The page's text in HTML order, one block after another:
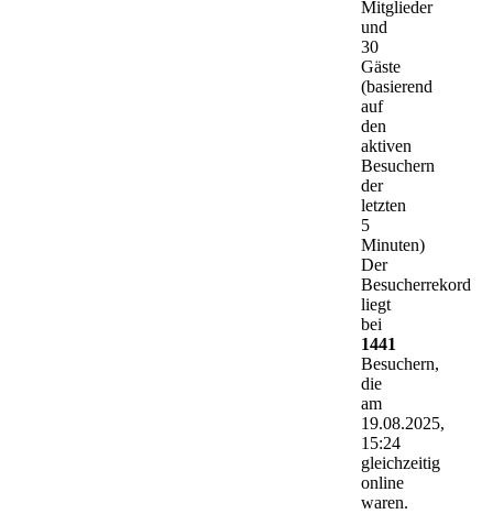
Mitglieder
und
30
Gäste
(basierend
auf
den
aktiven
Besuchern
der
letzten
5
Minuten)
Der
Besucherrekord
liegt
bei
1441
Besuchern,
die
am
19.08.2025,
15:24
gleichzeitig
online
waren.